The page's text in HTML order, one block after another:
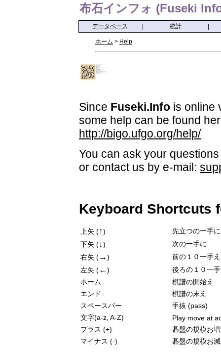
布石インフォ (Fuseki
データベース 統計
ホーム > Help
Since Fuseki.Info is online
some help can be found
http://bigo.ufgo.org/help/
You can ask your
or contact us by e-mail:
Keyboard Shortcuts
上矢 (↑)
先立つの一手に
下矢 (↓)
次の一手に
右矢 (→)
前の１０一手え
左矢 (←)
後ろの１０一
ホーム
棋譜の開始え
エンド
棋譜の末え
スペースバー
手抜 (pass)
文字(a-z, A-Z)
Play move at
プラス (+)
碁盤の規模お
マイナス (-)
碁盤の規模お